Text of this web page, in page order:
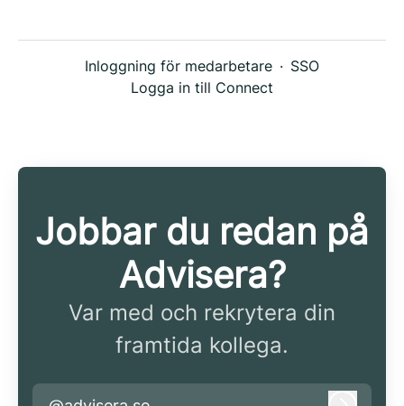
Inloggning för medarbetare · SSO
Logga in till Connect
Jobbar du redan på
Advisera?
Var med och rekrytera din
framtida kollega.